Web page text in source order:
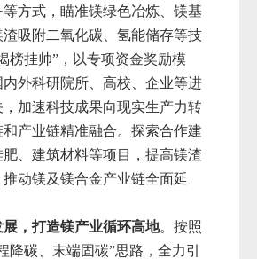
方式， 瞄准镁绿色冶炼、镁基
吸附二氧化碳、氢能储存等技
榜挂帅”，以专项资金奖励模
内外科研院所、高校、企业等进
加速科技成果向现实生产力转
产业链精准融合。探索合作建
、建筑材料等项目，提高镁渣
动镁及镁合金产业链全面延
，打造镁产业循环高地。 按照
降碳、末端固碳”思路， 全力引